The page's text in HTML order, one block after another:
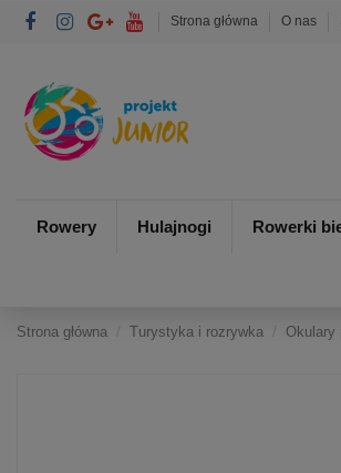
Strona główna O nas
Rowery Hulajnogi Rowerki
Strona główna Turystyka i rozrywka Okulary